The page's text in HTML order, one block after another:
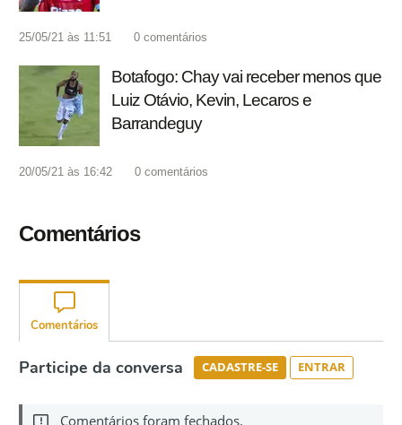
25/05/21 às 11:51 0 comentários
Botafogo: Chay vai receber menos que
Luiz Otávio, Kevin, Lecaros e
Barrandeguy
20/05/21 às 16:42 0 comentários
Comentários